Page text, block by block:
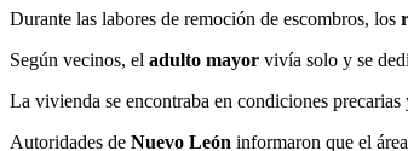
Durante las labores de remoción de escombros, los
Según vecinos, el adulto mayor vivía solo y se
La vivienda se encontraba en condiciones
Autoridades de Nuevo León informaron que el